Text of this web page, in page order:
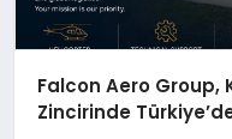
Falcon Aero Group,
Zincirinde